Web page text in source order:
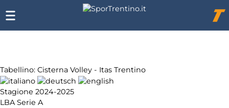
Tabellino: Cisterna Volley - Itas Trentino
Stagione 2024-2025
LBA Serie A
Chi
siamo
Affiliazione